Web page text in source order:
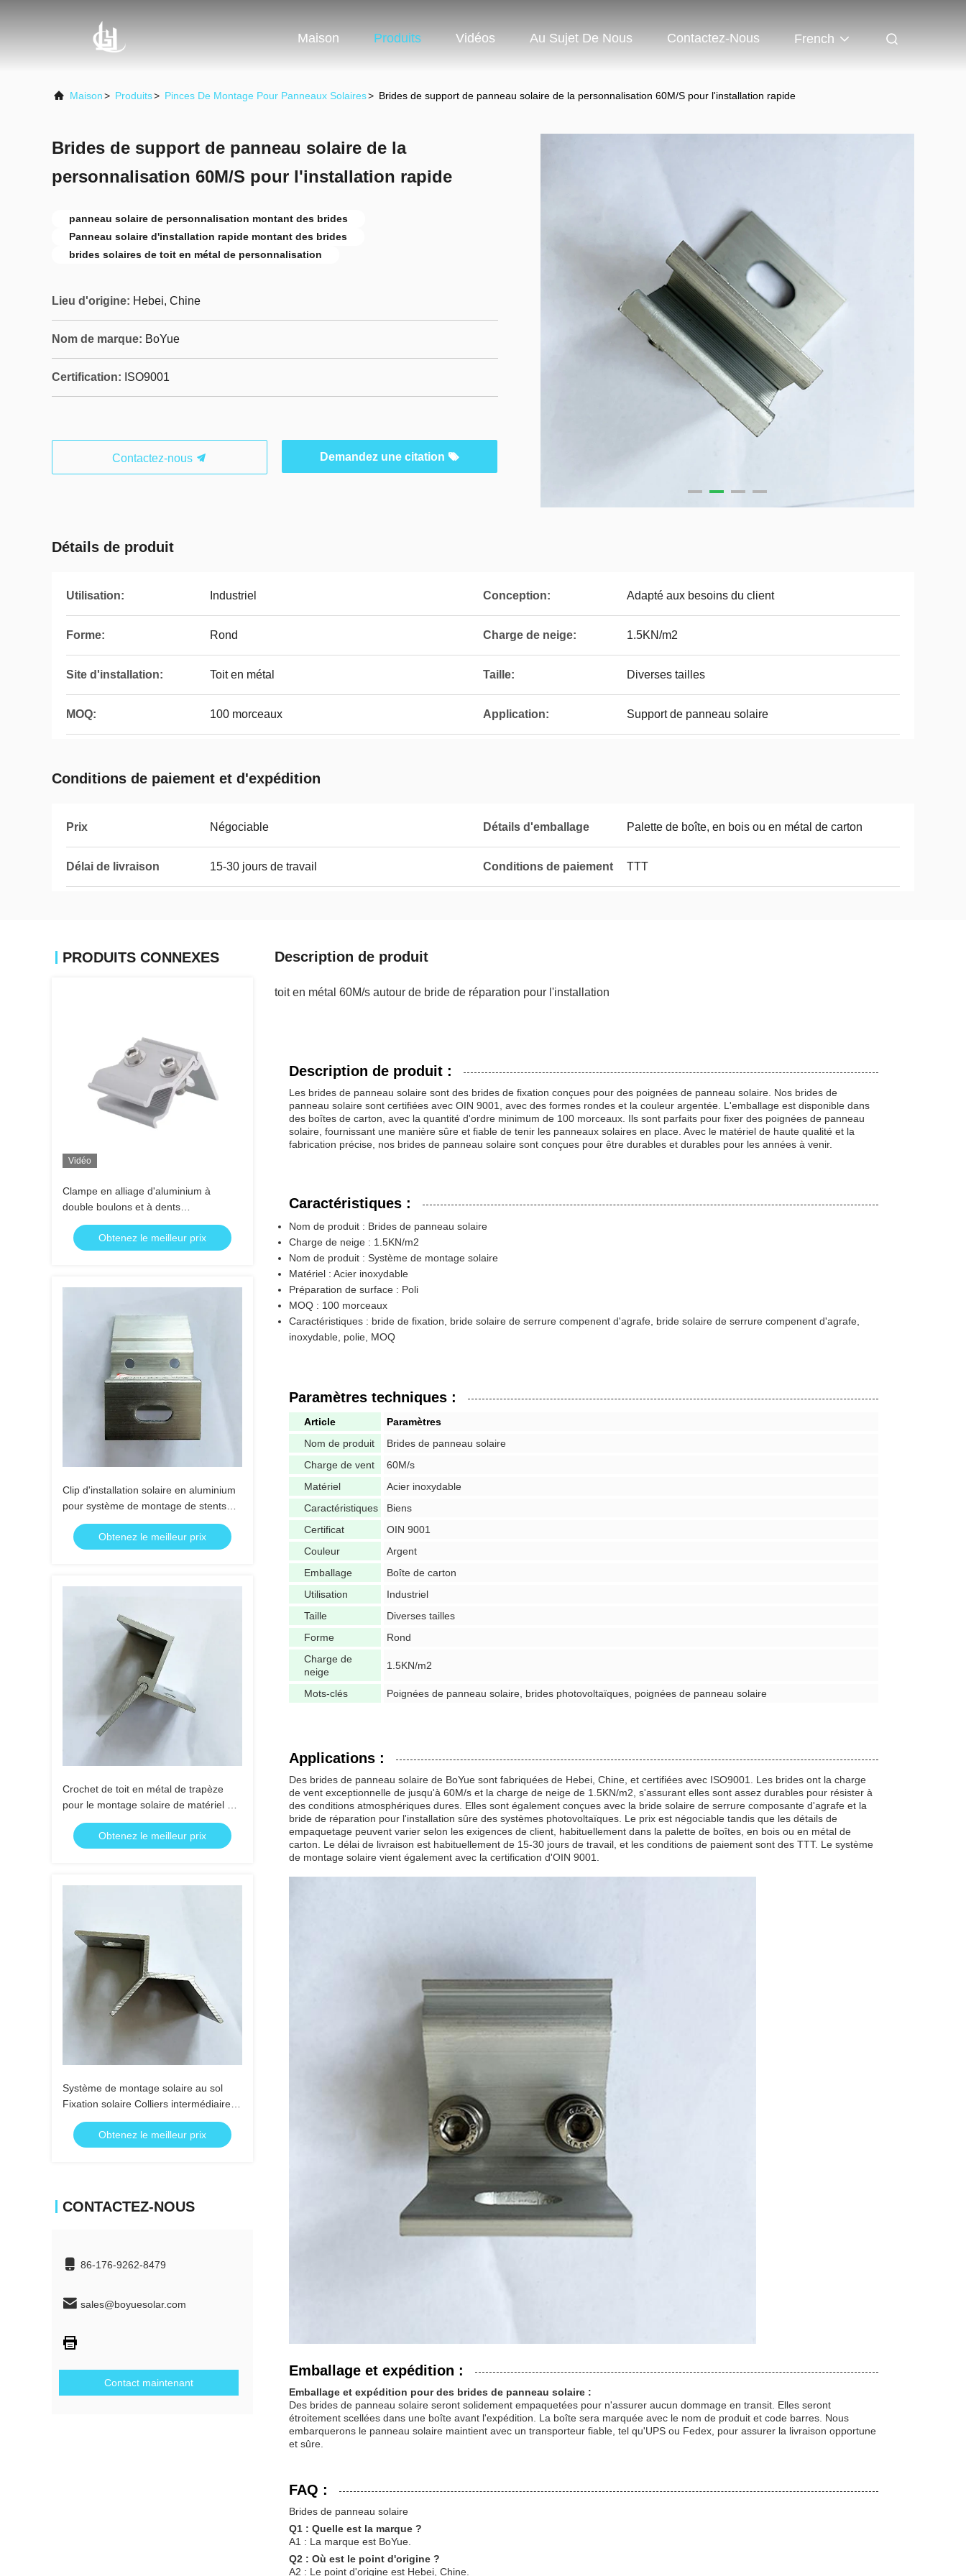
Maison Produits Vidéos Au Sujet De Nous Contactez-Nous French
Maison> Produits> Pinces De Montage Pour Panneaux Solaires> Brides de support de panneau solaire de la personnalisation 60M/S pour l'installation rapide
Brides de support de panneau solaire de la
personnalisation 60M/S pour l'installation rapide
panneau solaire de personnalisation montant des brides
Panneau solaire d'installation rapide montant des brides
brides solaires de toit en métal de personnalisation
Lieu d'origine: Hebei, Chine
Nom de marque: BoYue
Certification: ISO9001
Contactez-nous Demandez une citation
Détails de produit
Utilisation: Industriel Conception: Adapté aux besoins du client
Forme: Rond Charge de neige: 1.5KN/m2
Site d'installation: Toit en métal Taille: Diverses tailles
MOQ: 100 morceaux Application: Support de panneau solaire
Conditions de paiement et d'expédition
Prix Négociable Détails d'emballage Palette de boîte, en bois ou en métal de carton
Délai de livraison 15-30 jours de travail Conditions de paiement TTT
PRODUITS CONNEXES
Vidéo
Clampe en alliage d'aluminium à
double boulons et à dents
antidérapantes pour fixation
structurelle sécurisée
Obtenez le meilleur prix
Clip d'installation solaire en aluminium
pour système de montage de stents
photovoltaïques solaires
Obtenez le meilleur prix
Crochet de toit en métal de trapèze
pour le montage solaire de matériel de
soutien de structure de panneau de
bâti
Obtenez le meilleur prix
Système de montage solaire au sol
Fixation solaire Colliers intermédiaires
Collier latéral
Obtenez le meilleur prix
CONTACTEZ-NOUS
86-176-9262-8479
sales@boyuesolar.com
Contact maintenant
Description de produit
toit en métal 60M/s autour de bride de réparation pour l'installation
Description de produit :
Les brides de panneau solaire sont des brides de fixation conçues pour des poignées de panneau solaire. Nos brides de
panneau solaire sont certifiées avec OIN 9001, avec des formes rondes et la couleur argentée. L'emballage est disponible dans
des boîtes de carton, avec la quantité d'ordre minimum de 100 morceaux. Ils sont parfaits pour fixer des poignées de panneau
solaire, fournissant une manière sûre et fiable de tenir les panneaux solaires en place. Avec le matériel de haute qualité et la
fabrication précise, nos brides de panneau solaire sont conçues pour être durables et durables pour les années à venir.
Caractéristiques :
Nom de produit : Brides de panneau solaire
Charge de neige : 1.5KN/m2
Nom de produit : Système de montage solaire
Matériel : Acier inoxydable
Préparation de surface : Poli
MOQ : 100 morceaux
Caractéristiques : bride de fixation, bride solaire de serrure compenent d'agrafe, bride solaire de serrure compenent d'agrafe,
inoxydable, polie, MOQ
Paramètres techniques :
Article
Paramètres
Nom de produit
Brides de panneau solaire
Charge de vent
60M/s
Matériel
Acier inoxydable
Caractéristiques
Biens
Certificat
OIN 9001
Couleur
Argent
Emballage
Boîte de carton
Utilisation
Industriel
Taille
Diverses tailles
Forme
Rond
Charge de
neige
1.5KN/m2
Mots-clés Poignées de panneau solaire, brides photovoltaïques, poignées de panneau solaire
Applications :
Des brides de panneau solaire de BoYue sont fabriquées de Hebei, Chine, et certifiées avec ISO9001. Les brides ont la charge
de vent exceptionnelle de jusqu'à 60M/s et la charge de neige de 1.5KN/m2, s'assurant elles sont assez durables pour résister à
des conditions atmosphériques dures. Elles sont également conçues avec la bride solaire de serrure composante d'agrafe et la
bride de réparation pour l'installation sûre des systèmes photovoltaïques. Le prix est négociable tandis que les détails de
empaquetage peuvent varier selon les exigences de client, habituellement dans la palette de boîtes, en bois ou en métal de
carton. Le délai de livraison est habituellement de 15-30 jours de travail, et les conditions de paiement sont des TTT. Le système
de montage solaire vient également avec la certification d'OIN 9001.
Emballage et expédition :
Emballage et expédition pour des brides de panneau solaire :
Des brides de panneau solaire seront solidement empaquetées pour n'assurer aucun dommage en transit. Elles seront
étroitement scellées dans une boîte avant l'expédition. La boîte sera marquée avec le nom de produit et code barres. Nous
embarquerons le panneau solaire maintient avec un transporteur fiable, tel qu'UPS ou Fedex, pour assurer la livraison opportune
et sûre.
FAQ :
Brides de panneau solaire
Q1 : Quelle est la marque ?
A1 : La marque est BoYue.
Q2 : Où est le point d'origine ?
A2 : Le point d'origine est Hebei, Chine.